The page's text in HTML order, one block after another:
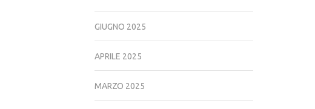
GIUGNO 2025
APRILE 2025
MARZO 2025